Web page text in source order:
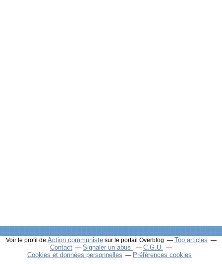
Voir le profil de Action communistesur le portail Overblog
Top articles
Contact
Signaler un abus
C.G.U.
Cookies et données personnelles
Préférences cookies